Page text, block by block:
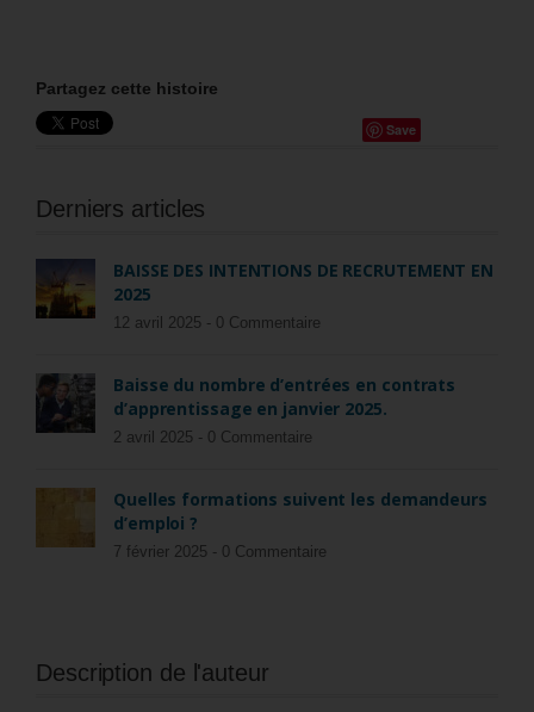
Partagez cette histoire
Save
Derniers articles
BAISSE DES INTENTIONS DE RECRUTEMENT EN
2025
12 avril 2025 - 0 Commentaire
Baisse du nombre d’entrées en contrats
d’apprentissage en janvier 2025.
2 avril 2025 - 0 Commentaire
Quelles formations suivent les demandeurs
d’emploi ?
7 février 2025 - 0 Commentaire
Description de l'auteur